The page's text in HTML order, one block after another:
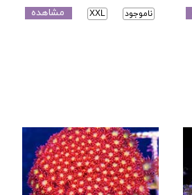
ناموجود XXL مشاهده